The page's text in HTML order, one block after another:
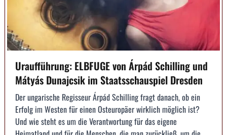
Uraufführung: ELBFUGE von Árpád Schilling und
Mátyás Dunajcsik im Staatsschauspiel Dresden
Der ungarische Regisseur Árpád Schilling fragt danach, ob ein
Erfolg im Westen für einen Osteuropäer wirklich möglich ist?
Und wie steht es um die Verantwortung für das eigene